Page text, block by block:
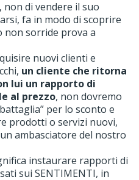
di vendere il suo
fa in modo di scoprire
non sorride prova a
nuovi clienti e
un cliente che ritorna
lui un rapporto di
al prezzo, non dovremo
per lo sconto e
prodotti o servizi nuovi,
ambasciatore del nostro
instaurare rapporti di
sui SENTIMENTI, in